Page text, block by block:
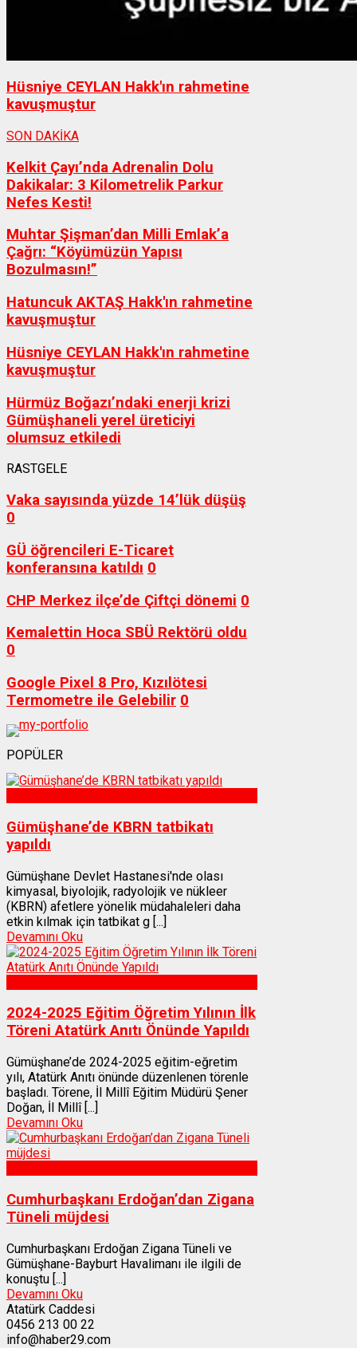
Hüsniye CEYLAN Hakk'ın rahmetine
kavuşmuştur
SON DAKİKA
Kelkit Çayı’nda Adrenalin Dolu
Dakikalar: 3 Kilometrelik Parkur
Nefes Kesti!
Muhtar Şişman’dan Milli Emlak’a
Çağrı: “Köyümüzün Yapısı
Bozulmasın!”
Hatuncuk AKTAŞ Hakk'ın rahmetine
kavuşmuştur
Hüsniye CEYLAN Hakk'ın rahmetine
kavuşmuştur
Hürmüz Boğazı’ndaki enerji krizi
Gümüşhaneli yerel üreticiyi
olumsuz etkiledi
RASTGELE
Vaka sayısında yüzde 14’lük düşüş
0
GÜ öğrencileri E-Ticaret
konferansına katıldı 0
CHP Merkez ilçe’de Çiftçi dönemi 0
Kemalettin Hoca SBÜ Rektörü oldu
0
Google Pixel 8 Pro, Kızılötesi
Termometre ile Gelebilir 0
POPÜLER
Gümüşhane’de KBRN tatbikatı
yapıldı
Gümüşhane Devlet Hastanesi'nde olası
kimyasal, biyolojik, radyolojik ve nükleer
(KBRN) afetlere yönelik müdahaleleri daha
etkin kılmak için tatbikat g [...]
Devamını Oku
2024-2025 Eğitim Öğretim Yılının İlk
Töreni Atatürk Anıtı Önünde Yapıldı
Gümüşhane’de 2024-2025 eğitim-eğretim
yılı, Atatürk Anıtı önünde düzenlenen törenle
başladı. Törene, İl Millî Eğitim Müdürü Şener
Doğan, İl Millî [...]
Devamını Oku
Cumhurbaşkanı Erdoğan’dan Zigana
Tüneli müjdesi
Cumhurbaşkanı Erdoğan Zigana Tüneli ve
Gümüşhane-Bayburt Havalimanı ile ilgili de
konuştu [...]
Devamını Oku
Atatürk Caddesi
0456 213 00 22
info@haber29.com